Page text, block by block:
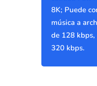
8K; Puede
música a
de 128
320 kbps.